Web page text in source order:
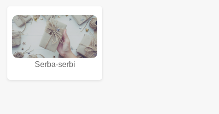
Serba-serbi